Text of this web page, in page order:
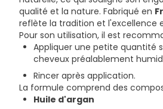
qualité et la nature. Fabriqué en
reflète la tradition et l'excellence
Pour son utilisation, il est
Appliquer une petite quantité
cheveux préalablement
Rincer après application.
La formule comprend des
Huile d'argan